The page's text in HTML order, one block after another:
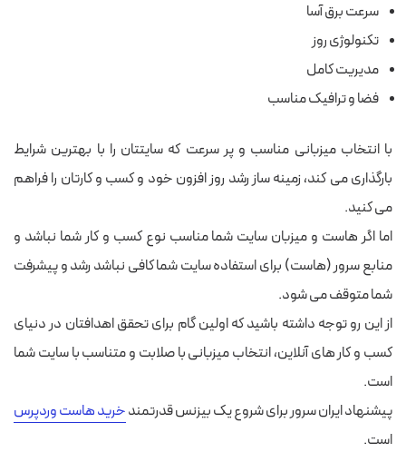
سرعت برق آسا
تکنولوژی روز
مدیریت کامل
فضا و ترافیک مناسب
با انتخاب میزبانی مناسب و پر سرعت که سایتتان را با بهترین شرایط
بارگذاری می کند، زمینه ساز رشد روز افزون خود و کسب و کارتان را فراهم
می کنید.
اما اگر هاست و میزبان سایت شما مناسب نوع کسب و کار شما نباشد و
منابع سرور (هاست) برای استفاده سایت شما کافی نباشد رشد و پیشرفت
شما متوقف می شود.
از این رو توجه داشته باشید که اولین گام برای تحقق اهدافتان در دنیای
کسب و کار های آنلاین، انتخاب میزبانی با صلابت و متناسب با سایت شما
است.
پیشنهاد ایران سرور برای شروع یک بیزنس قدرتمندخرید هاست وردپرس
است.